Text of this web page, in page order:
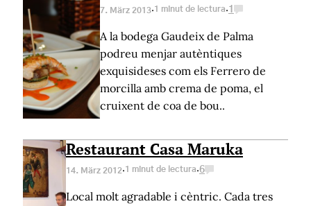
7. März 2013·1 minut de lectura·1
A la bodega Gaudeix de Palma
podreu menjar autèntiques
exquisideses com els Ferrero de
morcilla amb crema de poma, el
cruixent de coa de bou..
Restaurant Casa Maruka
14. März 2012·1 minut de lectura·6
Local molt agradable i cèntric. Cada tres